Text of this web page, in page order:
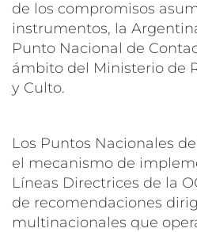
de los compromisos
instrumentos, la
Punto Nacional de
ámbito del Ministerio de
y Culto.
Los Puntos Nacionales
el mecanismo de
Líneas Directrices de la
de recomendaciones
multinacionales que